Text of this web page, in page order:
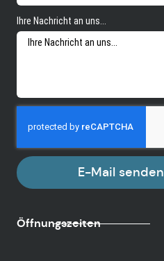
Ihre Nachricht an uns...
E-Mail senden
Öffnungszeiten